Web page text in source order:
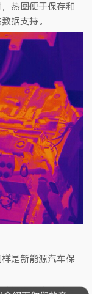
热图便于保存和
据支持。
是新能源汽车保
触电阻增大或连